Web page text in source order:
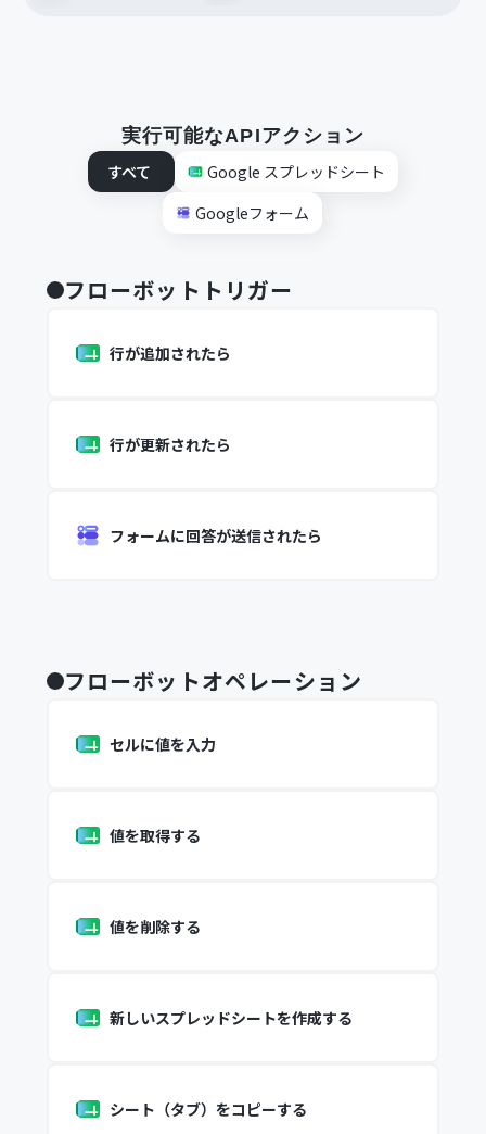
実行可能なAPIアクション
すべて
Google スプレッドシート
Googleフォーム
フローボットトリガー
行が追加されたら
行が更新されたら
フォームに回答が送信されたら
フローボットオペレーション
セルに値を入力
値を取得する
値を削除する
新しいスプレッドシートを作成する
シート（タブ）をコピーする